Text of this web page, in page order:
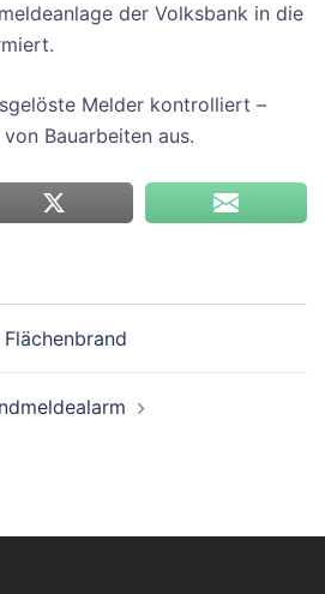
der Volksbank in die
Melder kontrolliert –
Bauarbeiten aus.
Flächenbrand